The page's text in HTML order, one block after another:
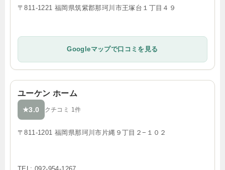
〒811-1221 福岡県筑紫郡那珂川市王塚台１丁目４９
Googleマップで口コミを見る
ユーケン ホーム
★3.0 クチコミ 1件
〒811-1201 福岡県那珂川市片縄９丁目２−１０２